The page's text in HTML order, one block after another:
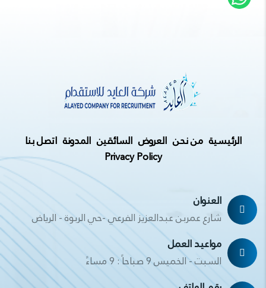
الرئيسية من نحن العروض السائقين المدونة اتصل بنا
Privacy Policy
العنوان
شارع عمربن عبدالعزيز الفرعي -حي الربوة - الرياض
مواعيد العمل
السبت - الخميس 9 صباحاً : 9 مساءً